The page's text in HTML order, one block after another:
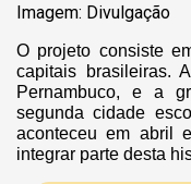
Imagem: Divulgação
O projeto consiste
capitais brasileiras.
Pernambuco, e a
segunda cidade
aconteceu em abril
integrar parte desta